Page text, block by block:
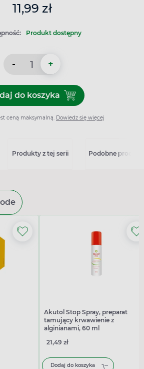
11,99 zł
Produkt dostępny
- +
do koszyka
Dodaj do koszyka Floslek
ceną maksymalną. Dowiedz się więcej
Produkty z tej serii Podobne
Akutol Stop Spray, preparat
tamujący krwawienie z
alginianami, 60 ml
21,49 zł
Dodaj do koszyka